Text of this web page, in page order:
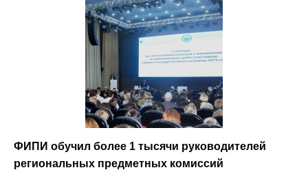
ФИПИ обучил более 1 тысячи руководителей
региональных предметных комиссий